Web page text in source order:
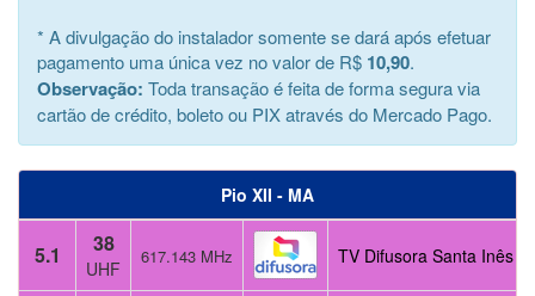
* A divulgação do instalador somente se dará após efetuar
pagamento uma única vez no valor de R$ 10,90.
Observação: Toda transação é feita de forma segura via
cartão de crédito, boleto ou PIX através do Mercado Pago.
Pio XII - MA
5.1 38
UHF
617.143 MHz TV Difusora Santa Inês